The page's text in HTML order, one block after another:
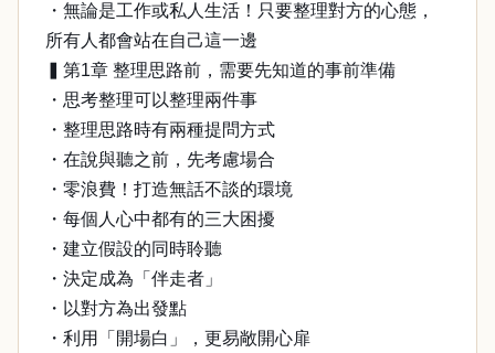
・無論是工作或私人生活！只要整理對方的心態，
所有人都會站在自己這一邊
▍第1章 整理思路前，需要先知道的事前準備
・思考整理可以整理兩件事
・整理思路時有兩種提問方式
・在說與聽之前，先考慮場合
・零浪費！打造無話不談的環境
・每個人心中都有的三大困擾
・建立假設的同時聆聽
・決定成為「伴走者」
・以對方為出發點
・利用「開場白」，更易敞開心扉